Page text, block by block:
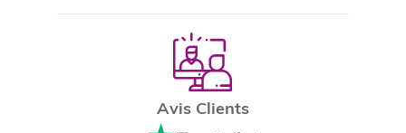
Avis Clients